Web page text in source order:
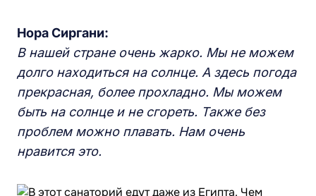
Нора Сиргани:
В нашей стране очень жарко. Мы не можем
долго находиться на солнце. А здесь погода
прекрасная, более прохладно. Мы можем
быть на солнце и не сгореть. Также без
проблем можно плавать. Нам очень
нравится это.